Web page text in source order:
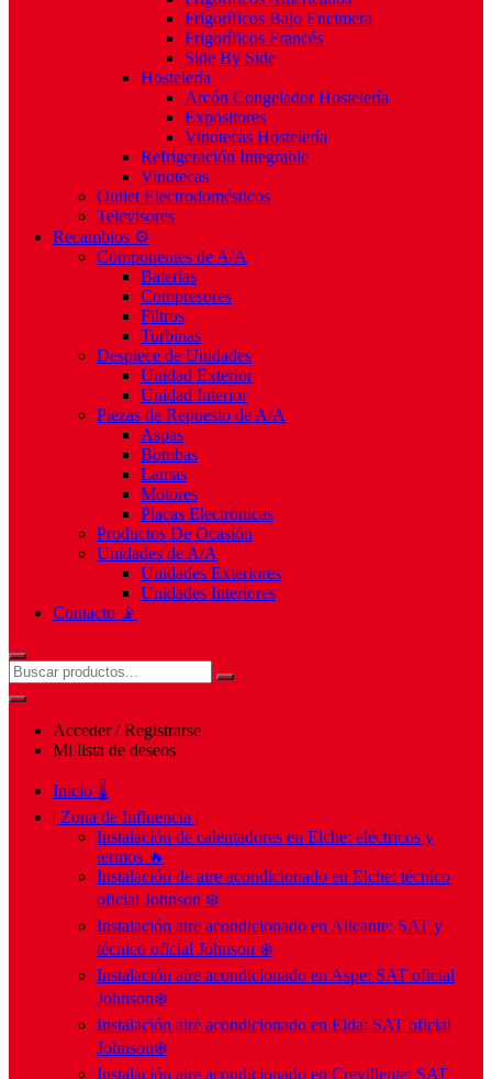
Frigoríficos Bajo Encimera
Frigoríficos Francés
Side By Side
Hostelería
Arcón Congelador Hostelería
Expositores
Vinotecas Hostelería
Refrigeración Integrable
Vinotecas
Outlet Electrodomésticos
Televisores
Recambios ⚙️
Componentes de A/A
Baterías
Compresores
Filtros
Turbinas
Despiece de Unidades
Unidad Exterior
Unidad Interior
Piezas de Repuesto de A/A
Aspas
Bombas
Lamas
Motores
Placas Electrónicas
Productos De Ocasión
Unidades de A/A
Unidades Exteriores
Unidades Interiores
Contacto 📡
Acceder / Registrarse
Mi lista de deseos
Inicio 🌡️
| Zona de Influencia |
Instalación de calentadores en Elche: eléctricos y
termos 🔥
Instalación de aire acondicionado en Elche: técnico
oficial Johnson ❄️
Instalación aire acondicionado en Alicante: SAT y
técnico oficial Johnson ❄️
Instalación aire acondicionado en Aspe: SAT oficial
Johnson❄️
Instalación aire acondicionado en Elda: SAT oficial
Johnson❄️
Instalación aire acondicionado en Crevillente: SAT